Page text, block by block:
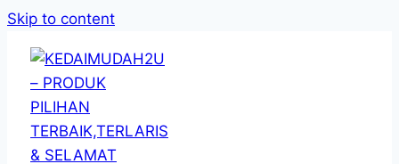
Skip to content